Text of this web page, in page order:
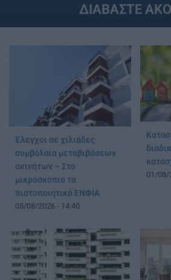
ΔΙΑΒΑΣΤΕ
Έλεγχοι σε χιλιάδες
συμβόλαια μεταβιβάσεων
ακινήτων – Στο
μικροσκόπιο τα
πιστοποιητικά ΕΝΦΙΑ
05/08/2026 - 14:40
01/08/